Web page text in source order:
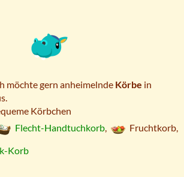
möchte gern anheimelnde Körbe in
Körbchen
Flecht-Handtuchkorb, Fruchtkorb,
Korb